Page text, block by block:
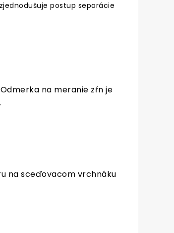
postup separácie
na meranie zŕn je
na sceďovacom vrchnáku